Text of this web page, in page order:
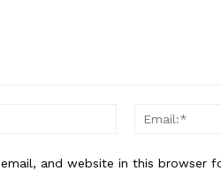
Name:*
email, and website in this browser